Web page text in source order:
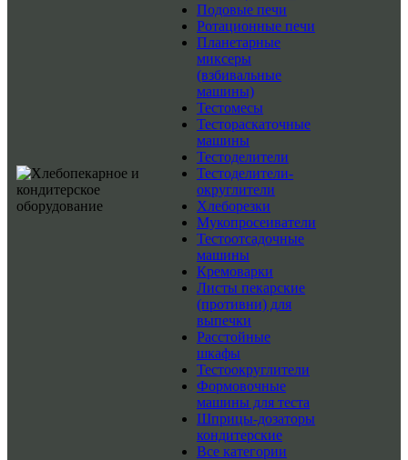
Подовые печи
Ротационные печи
Планетарные
миксеры
(взбивальные
машины)
Тестомесы
Тестораскаточные
машины
Тестоделители
Тестоделители-
округлители
Хлеборезки
Мукопросеиватели
Тестоотсадочные
машины
Кремоварки
Листы пекарские
(противни) для
выпечки
Расстойные
шкафы
Тестоокруглители
Формовочные
машины для теста
Шприцы-дозаторы
кондитерские
Все категории